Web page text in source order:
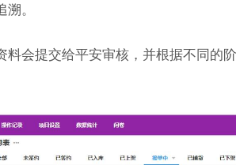
。
料会提交给平安审核，并根据不同的